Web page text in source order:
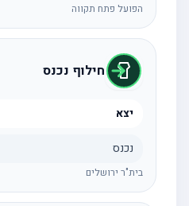
הפועל פתח תקווה
חילוף נכנס
יצא
נכנס
בית"ר ירושלים